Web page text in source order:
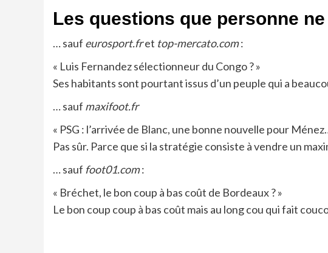
Les questions que personne
… sauf eurosport.fret top-mercato.com:
« Luis Fernandez sélectionneur du Congo ? »
Ses habitants sont pourtant issus d’un peuple qui a
… sauf maxifoot.fr
« PSG : l’arrivée de Blanc, une bonne nouvelle pour
Pas sûr. Parce que si la stratégie consiste à vendre un
… sauf foot01.com:
« Bréchet, le bon coup à bas coût de Bordeaux ? »
Le bon coup coup à bas coût mais au long cou qui fait